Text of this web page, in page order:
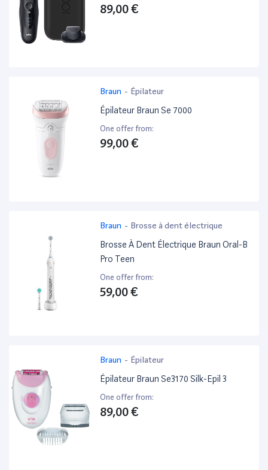
89,00 €
Braun - Épilateur
Épilateur Braun Se 7000
One offer from:
99,00 €
Braun - Brosse à dent électrique
Brosse À Dent Électrique Braun Oral-B
Pro Teen
One offer from:
59,00 €
Braun - Épilateur
Épilateur Braun Se3170 Silk-Epil 3
One offer from:
89,00 €